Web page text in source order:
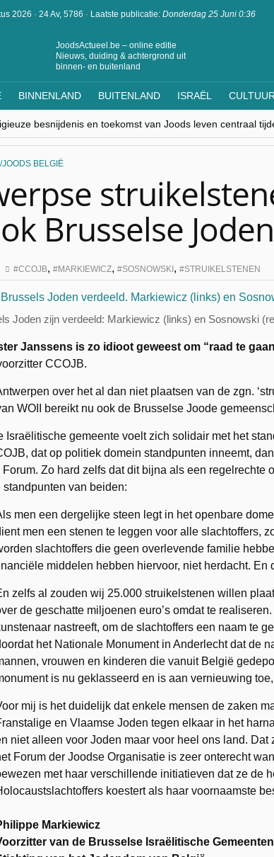
2026 · 24 Av, 5786 · Laatste publicatie: Donderdag 25 Juni 0:36
JoodsActueel.be – online editie
Nieuws, duiding & achtergrond uit
binnen- en buitenland
BINNENLAND BUITENLAND ISRAËL
besnijdenis en toekomst van Joods leven centraal
toont hoe moeilijk seculiere Westen
| ROEMENIË – Boekarest: de verrassing van Oost-
zit elke Jood in België op de beklaagdenbank”
JOODS BELGIË
Brusselse Joden
CCOJB, MARKIEWICZ, SOSNOWSKI, STRUIKELSTENEN
Joden zijn verdeeld: Markiewicz (links) en Sosnowski
Janssens is zo idioot geweest om “raad te
CCOJB.
over het al dan niet plaatsen van de zgn.
WOII bereikt nu ook de Brusselse Joode
Israëlitische gemeente voelt zich solidair met het
dat op politiek domein standpunten inneemt,
Zo hard zelfs dat dit bijna als een regelrechte
standpunten van beiden:
men een dergelijke steen legt in het openbare
men een stenen te leggen voor alle slachtoffers,
slachtoffers die geen overlevende familie
middelen hebben hiervoor, niet herdacht. En
zelfs al zouden wij 25.000 struikelstenen willen
de geschatte miljoenen euro’s omdat te
nastreeft, om de slachtoffers een naam te
het Nationale Monument in Anderlecht dat de
vrouwen en kinderen die vanuit België
is nu geklasseerd en is aan vernieuwing
mij is het duidelijk dat enkele mensen de zaken
en Vlaamse Joden tegen elkaar in het
niet alleen voor Joden maar voor heel ons land. Dat
Forum der Joodse Organisatie is zeer onterecht
met haar verschillende initiatieven dat ze de
koestert als haar voornaamste
Markiewicz
van de Brusselse Israëlitische